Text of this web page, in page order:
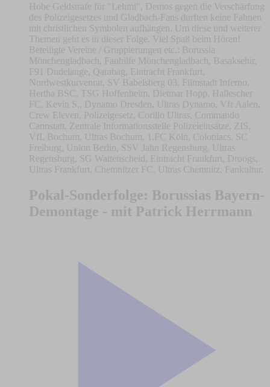
Hohe Geldstrafe für "Lehmi", Demos gegen die Verschärfung
des Polizeigesetzes und Gladbach-Fans durften keine Fahnen
mit christlichen Symbolen aufhängen. Um diese und weiterer
Themen geht es in dieser Folge. Viel Spaß beim Hören!
Beteiligte Vereine / Gruppierungen etc.: Borussia
Mönchengladbach, Fanhilfe Mönchengladbach, Basaksehir,
F91 Dudelange, Qarabag, Eintracht Frankfurt,
Nordwestkurvenrat, SV Babelsberg 03, Filmstadt Inferno,
Hertha BSC, TSG Hoffenheim, Dietmar Hopp, Hallescher
FC, Kevin S., Dynamo Dresden, Ultras Dynamo, Vfr Aalen,
Crew Eleven, Polizeigesetz, Corillo Ultras, Commando
Cannstatt, Zentrale Informationsstelle Polizeieinsätze, ZIS,
VfL Bochum, Ultras Bochum, 1.FC Köln, Coloniacs, SC
Freiburg, Union Berlin, SSV Jahn Regensburg, Ultras
Regensburg, SG Wattenscheid, Eintracht Frankfurt, Droogs,
Ultras Frankfurt, Chemnitzer FC, Ultras Chemnitz, Fankultur.
Pokal-Sonderfolge: Borussias Bayern-
Demontage - mit Patrick Herrmann